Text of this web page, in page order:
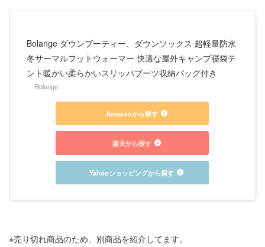
Bolange ダウンブーティー、ダウンソックス 超軽量防水
冬サーマルフットウォーマー 快適な屋外キャンプ寝袋テ
ント暖かい柔らかいスリッパブーツ収納バッグ付き
Bolange
Amazonから探す
楽天から探す
Yahooショッピングから探す
※売り切れ商品のため、別商品を紹介してます。